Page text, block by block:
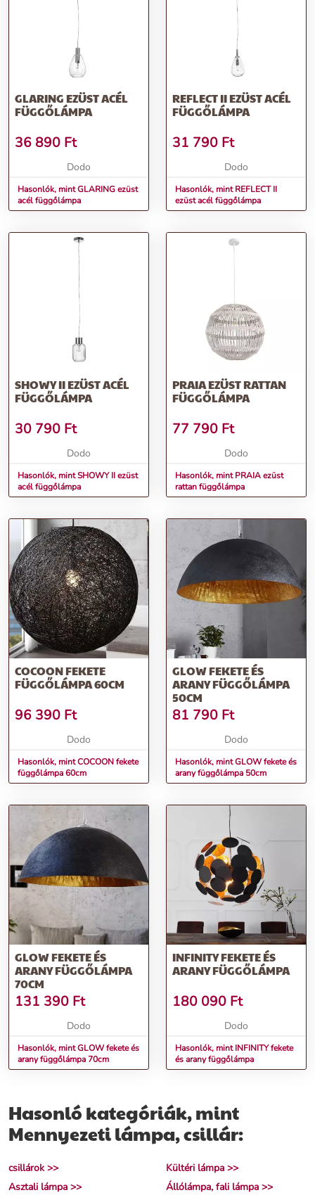
GLARING EZÜST ACÉL
FÜGGŐLÁMPA
36 890 Ft
Dodo
Hasonlók, mint GLARING ezüst
acél függőlámpa
REFLECT II EZÜST ACÉL
FÜGGŐLÁMPA
31 790 Ft
Dodo
Hasonlók, mint REFLECT II
ezüst acél függőlámpa
SHOWY II EZÜST ACÉL
FÜGGŐLÁMPA
30 790 Ft
Dodo
Hasonlók, mint SHOWY II ezüst
acél függőlámpa
PRAIA EZÜST RATTAN
FÜGGŐLÁMPA
77 790 Ft
Dodo
Hasonlók, mint PRAIA ezüst
rattan függőlámpa
COCOON FEKETE
FÜGGŐLÁMPA 60CM
96 390 Ft
Dodo
Hasonlók, mint COCOON fekete
függőlámpa 60cm
GLOW FEKETE ÉS
ARANY FÜGGŐLÁMPA
50CM
81 790 Ft
Dodo
Hasonlók, mint GLOW fekete és
arany függőlámpa 50cm
GLOW FEKETE ÉS
ARANY FÜGGŐLÁMPA
70CM
131 390 Ft
Dodo
Hasonlók, mint GLOW fekete és
arany függőlámpa 70cm
INFINITY FEKETE ÉS
ARANY FÜGGŐLÁMPA
180 090 Ft
Dodo
Hasonlók, mint INFINITY fekete
és arany függőlámpa
Hasonló kategóriák, mint
Mennyezeti lámpa, csillár:
csillárok >>
Kültéri lámpa >>
Asztali lámpa >>
Állólámpa, fali lámpa >>